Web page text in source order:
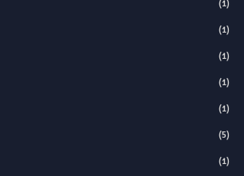
(1)
(1)
(1)
(1)
(1)
(5)
(1)